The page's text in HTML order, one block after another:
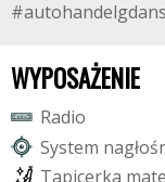
WYPOSAŻENIE
Radio
System nagłoś
Tapicerka mate